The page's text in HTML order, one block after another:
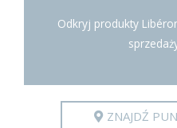
Odkryj produkty
ZNAJDŹ